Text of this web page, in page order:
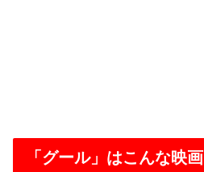
「グール」はこんな映画